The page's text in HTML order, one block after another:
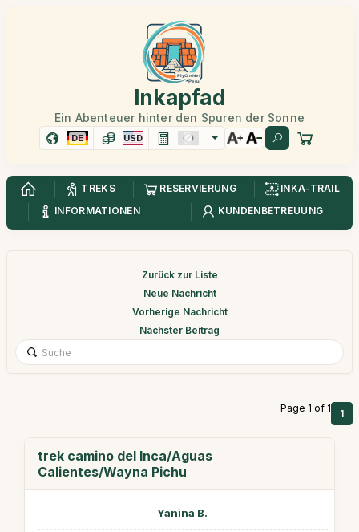
Inkapfad
Ein Abenteuer hinter den Spuren der Sonne
DE USD
TREKS RESERVIERUNG
INKA-TRAIL
INFORMATIONEN
KUNDENBETREUUNG
Zurück zur Liste
Neue Nachricht
Vorherige Nachricht
Nächster Beitrag
Page 1 of 1 1
trek camino del Inca/Aguas
Calientes/Wayna Pichu
Yanina B.